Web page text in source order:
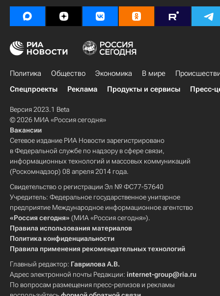
Политика Общество Экономика В мире
Спецпроекты
Реклама Продукты и сервисы Пресс-
Версия 2023.1 Beta
© 2026 МИА «Россия сегодня»
Вакансии
Сетевое издание РИА Новости зарегистрировано
в Федеральной службе по надзору в сфере связи,
информационных технологий и массовых коммуникаций
(Роскомнадзор) 08 апреля 2014 года.
Свидетельство о регистрации Эл № ФС77-57640
Учредитель: Федеральное государственное унитарное
предприятие Международное информационное агентство
«Россия сегодня» (МИА «Россия сегодня»).
Правила использования материалов
Политика конфиденциальности
Правила применения рекомендательных технологий
Главный редактор: Гаврилова А.В.
Адрес электронной почты Редакции: internet-group@ria.ru
По вопросам размещения пресс-релизов и рекламы